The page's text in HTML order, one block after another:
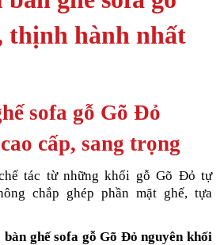
thịnh hành nhất
sofa gỗ Gõ Đỏ
cấp, sang trọng
tác từ những khối gỗ Gõ Đỏ tự
chắp ghép phần mặt ghế, tựa
bàn ghế sofa gỗ Gõ Đỏ nguyên khối